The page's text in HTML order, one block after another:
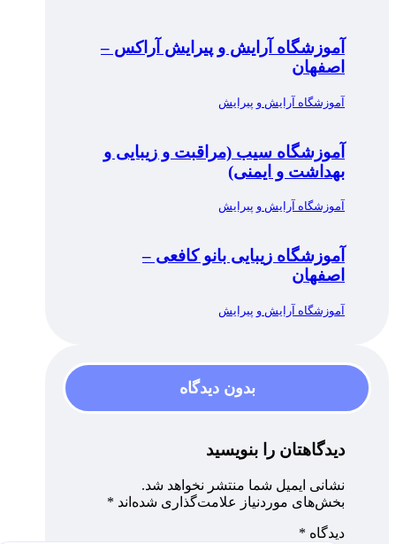
آموزشگاه آرایش و پیرایش آراکس –
اصفهان
آموزشگاه آرایش و پیرایش
آموزشگاه سیب (مراقبت و زیبایی و
بهداشت و ایمنی)
آموزشگاه آرایش و پیرایش
آموزشگاه زیبایی بانو کافعی –
اصفهان
آموزشگاه آرایش و پیرایش
بدون دیدگاه
دیدگاهتان را بنویسید
نشانی ایمیل شما منتشر نخواهد شد.
بخش‌های موردنیاز علامت‌گذاری شده‌اند *
دیدگاه *